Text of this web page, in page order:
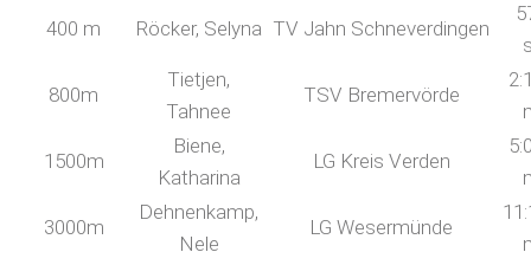
400 m Röcker, Selyna TV Jahn Schneverdingen
800m
Tietjen,
Tahnee
TSV Bremervörde
1500m
Biene,
Katharina
LG Kreis Verden
3000m
Dehnenkamp,
Nele
LG Wesermünde